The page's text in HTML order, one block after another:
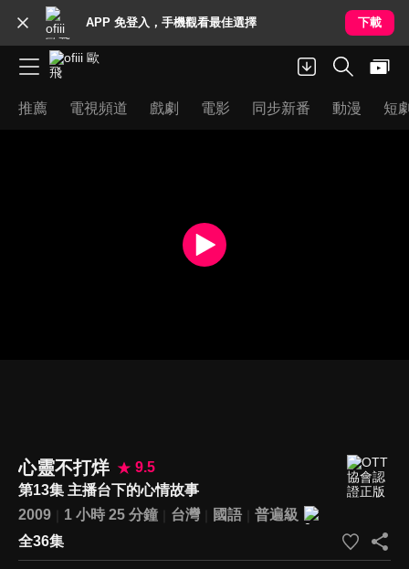
APP 免登入，手機觀看最佳選擇 下載
推薦 電視頻道 戲劇 電影 同步新番 動漫 短
心靈不打烊
9.5
第13集 主播台下的心情故事
2009
1 小時 25 分鐘 台灣 國語
普遍級
全36集